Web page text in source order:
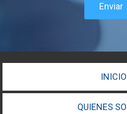
Enviar
INICIO
QUIENES